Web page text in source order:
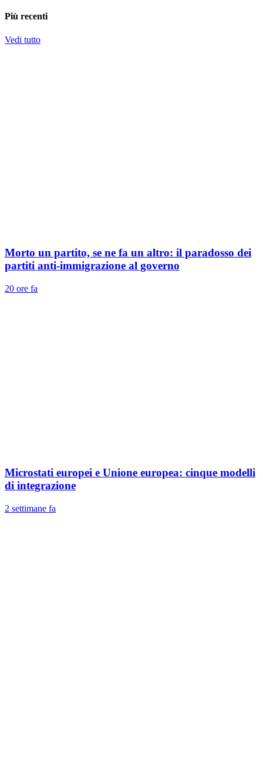
Più recenti
Vedi tutto
Morto un partito, se ne fa un altro: il paradosso dei
partiti anti-immigrazione al governo
20 ore fa
Microstati europei e Unione europea: cinque modelli
di integrazione
2 settimane fa